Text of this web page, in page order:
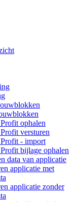
ophalen
versturen
- import
bijlage ophalen
data van applicatie
applicatie met
applicatie zonder